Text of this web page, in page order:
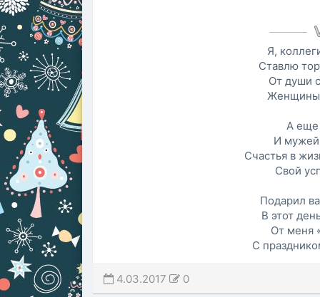
Я,
Ставлю
От души
А еще
И мужей
Счастья в
Свой
Подарил
В этот
От меня
С
4.03.2017 0